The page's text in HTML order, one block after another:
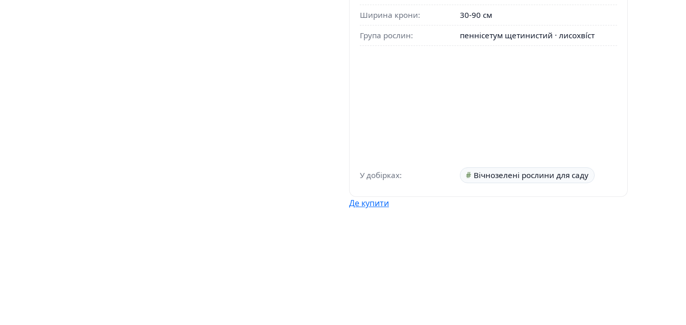
Ширина крони:
30-90 см
Група рослин:
пеннісетум щетинистий · лисохві́ст
У добірках: Вічнозелені рослини для саду
Де купити